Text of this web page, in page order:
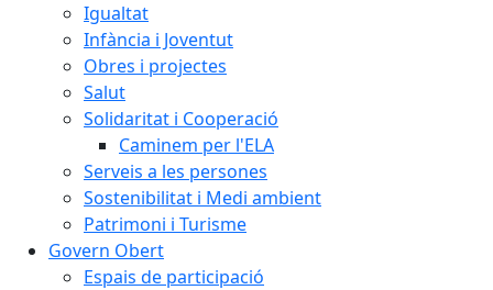
Igualtat
Infància i Joventut
Obres i projectes
Salut
Solidaritat i Cooperació
Caminem per l'ELA
Serveis a les persones
Sostenibilitat i Medi ambient
Patrimoni i Turisme
Govern Obert
Espais de participació